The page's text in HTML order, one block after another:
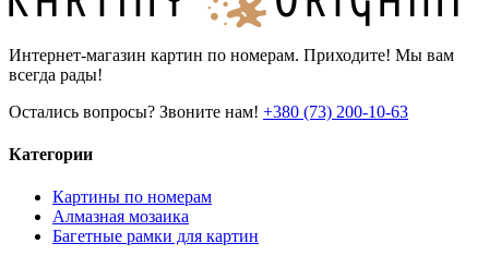
Интернет-магазин картин по номерам. Приходите! Мы вам
всегда рады!
Остались вопросы? Звоните нам! +380 (73) 200-10-63
Категории
Картины по номерам
Алмазная мозаика
Багетные рамки для картин